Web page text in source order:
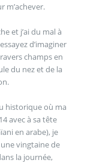
m’achever.
et j’ai du mal à
d’imaginer
champs en
du nez et de la
historique où ma
avec à sa tête
en arabe), je
vingtaine de
la journée,